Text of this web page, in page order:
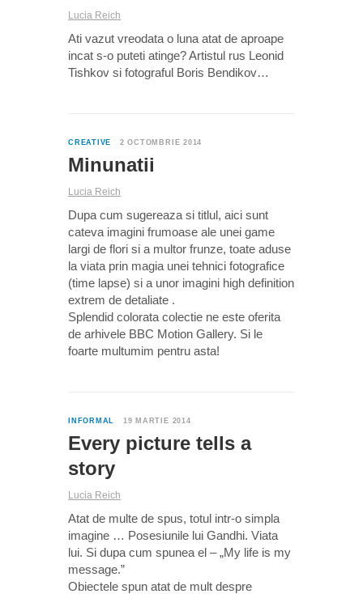
Lucia Reich
Ati vazut vreodata o luna atat de aproape
incat s-o puteti atinge? Artistul rus Leonid
Tishkov si fotograful Boris Bendikov…
CREATIVE 2 OCTOMBRIE 2014
Minunatii
Lucia Reich
Dupa cum sugereaza si titlul, aici sunt
cateva imagini frumoase ale unei game
largi de flori si a multor frunze, toate aduse
la viata prin magia unei tehnici fotografice
(time lapse) si a unor imagini high definition
extrem de detaliate .
Splendid colorata colectie ne este oferita
de arhivele BBC Motion Gallery. Si le
foarte multumim pentru asta!
INFORMAL 19 MARTIE 2014
Every picture tells a
story
Lucia Reich
Atat de multe de spus, totul intr-o simpla
imagine … Posesiunile lui Gandhi. Viata
lui. Si dupa cum spunea el – „My life is my
message.”
Obiectele spun atat de mult despre